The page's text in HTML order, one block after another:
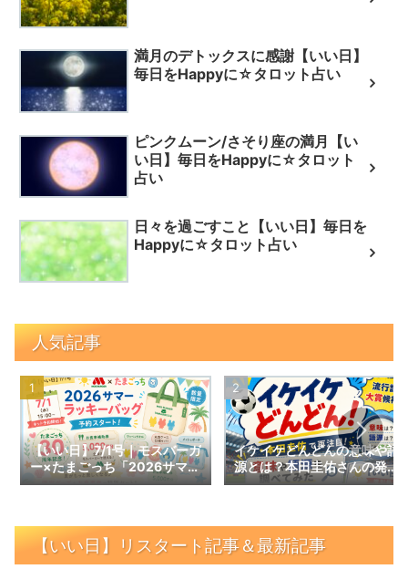
満月のデトックスに感謝【いい日】
毎日をHappyに☆タロット占い
ピンクムーン/さそり座の満月【い
い日】毎日をHappyに☆タロット
占い
日々を過ごすこと【いい日】毎日を
Happyに☆タロット占い
人気記事
【いい日】7/1号｜モスバーガ
ー×たまごっち「2026サマー
ラッキーバッグ」予約スター
イケイケどんどんの意味や語
源とは？本田圭佑さんの発言
で話題の言葉を調べてみた｜
【いい日】リスタート記事＆最新記事